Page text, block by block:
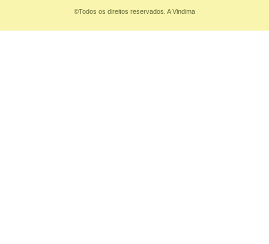
©Todos os direitos reservados. A Vindima